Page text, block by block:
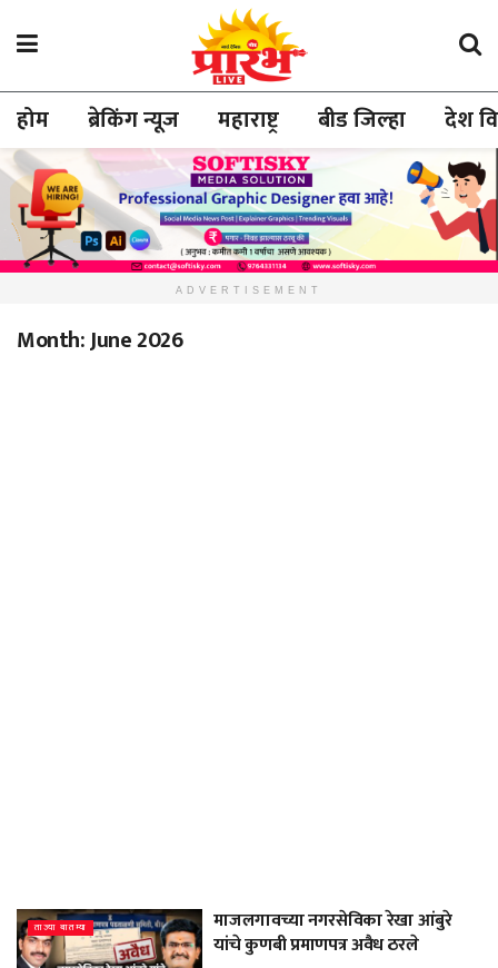
होम ब्रेकिंग न्यूज महाराष्ट्र बीड जिल्हा देश
ADVERTISEMENT
Month:June 2026
ताज्या बातम्या
माजलगावच्या नगरसेविका रेखा आंबुरे
यांचे कुणबी प्रमाणपत्र अवैध ठरले